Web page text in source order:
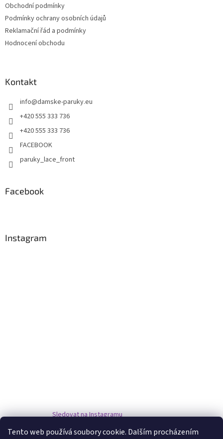
Tento web používá soubory cookie. Dalším procházením
Obchodní podmínky
Podmínky ochrany osobních údajů
Reklamační řád a podmínky
Hodnocení obchodu
Kontakt
info@damske-paruky.eu
+420 555 333 736
+420 555 333 736
FACEBOOK
paruky_lace_front
Facebook
Instagram
Sledovat na Instagramu